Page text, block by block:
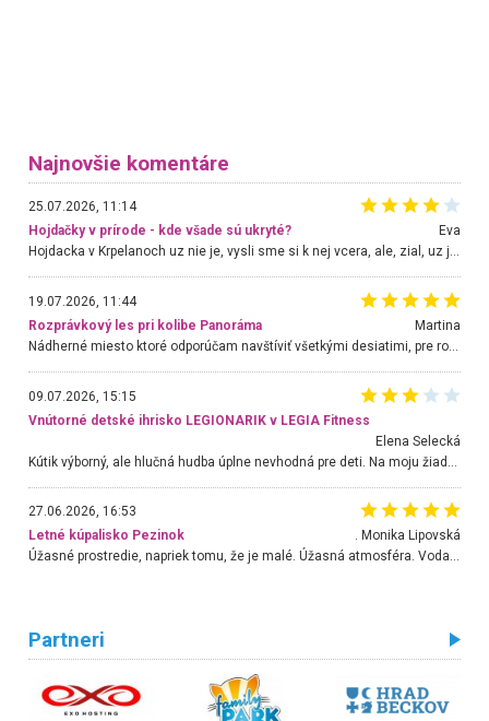
Najnovšie komentáre
25.07.2026, 11:14
Hojdačky v prírode - kde všade sú ukryté?
Eva
Hojdacka v Krpelanoch uz nie je, vysli sme si k nej vcera, ale, zial, uz je znicena. Ak sem planujete cestu len kvoli hojdacke, mozete si ju usetrit. Krasny vyhlad je tu vsak aj bez hojdacky :-)
19.07.2026, 11:44
Rozprávkový les pri kolibe Panoráma
Martina
Nádherné miesto ktoré odporúčam navštíviť všetkými desiatimi, pre rodiny s deťmi, dôchodcom... Proste a jednoducho ozaj rozprávkový les.. určite ešte prídeme. Odniesli sme si na pamiatku krásne tričká,
09.07.2026, 15:15
Vnútorné detské ihrisko LEGIONARIK v LEGIA Fitness
Elena Selecká
27.06.2026, 16:53
Letné kúpalisko Pezinok
. Monika Lipovská
Úžasné prostredie, napriek tomu, že je malé. Úžasná atmosféra. Voda fantastická a nádherná. Ľudí je pomerne veľa, ale su mili a ohľaduplní. Je veľmi zaujímavé sledovať, ako dokážu spolu športovať cudzí ľudia a bez ohľadu na vek. Vládne tu pohoda. Vnuka neviem dostať z vody. Ďakujem za krásny deň . Urcite sa sem vrátim. Jediný problém je s parkovaním, ale aj ten sa mi podarilo vyriešiť. Monika Bratislava
Partneri